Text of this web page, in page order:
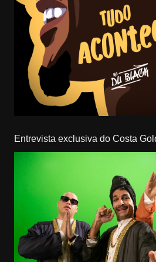
Entrevista exclusiva do Costa